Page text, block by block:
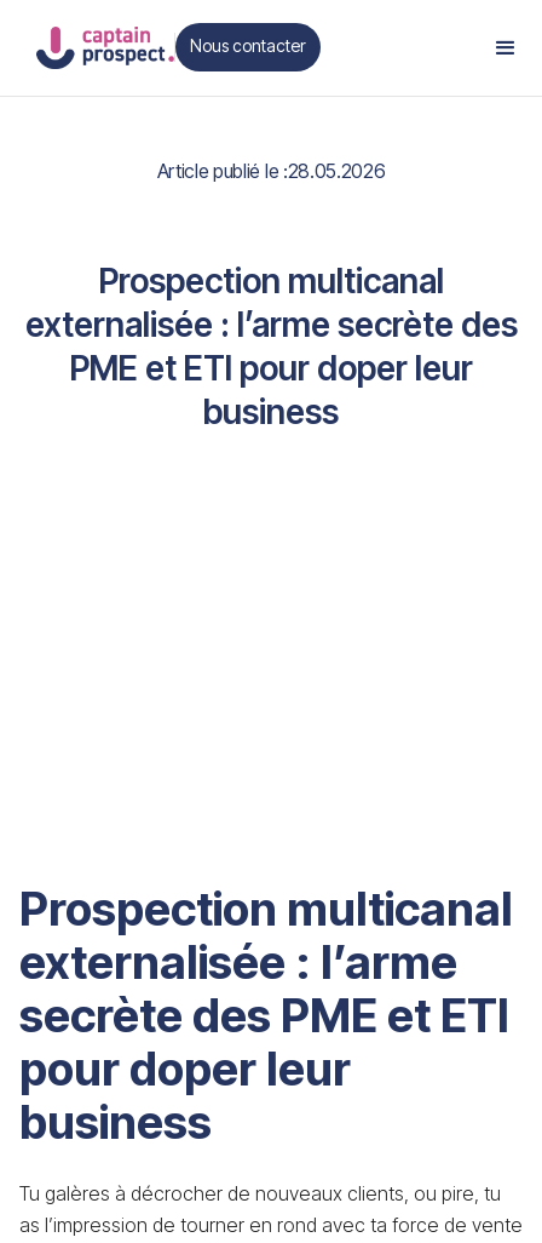
Nous contacter
Contact
Article publié le :28.05.2026
Prospection multicanal
externalisée : l’arme secrète des
PME et ETI pour doper leur
business
Prospection multicanal
externalisée : l’arme
secrète des PME et ETI
pour doper leur
business
Tu galères à décrocher de nouveaux clients, ou pire, tu
as l’impression de tourner en rond avec ta force de vente